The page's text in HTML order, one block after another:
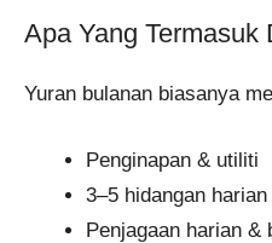
Apa Yang Termasuk
Yuran bulanan biasanya
Penginapan & utiliti
3–5 hidangan harian
Penjagaan harian &